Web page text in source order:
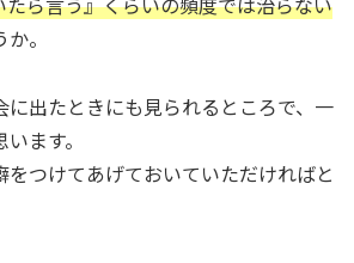
。
に出たときにも見られるところで、一
ます。
つけてあげておいていただければと